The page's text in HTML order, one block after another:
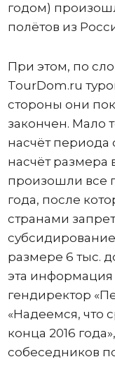
годом)
полётов из
При этом, по
TourDom.ru
стороны они
закончен. Мало
насчёт периода
насчёт размера
произошли все
года, после
странами
размере 6 тыс.
эта информация
гендиректор
«Надеемся, что
конца 2016
собеседников